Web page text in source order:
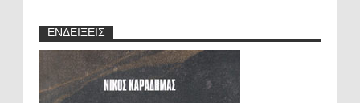
ΕΝΔΕΙΞΕΙΣ